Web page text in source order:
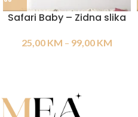
Safari Baby – Zidna slika
25,00 KM – 99,00 KM